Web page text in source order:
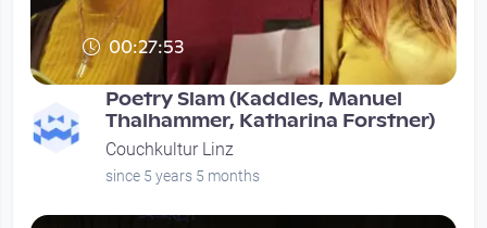
00:27:53
Poetry Slam (Kaddles, Manuel
Thalhammer, Katharina Forstner)
Couchkultur Linz
since 5 years 5 months